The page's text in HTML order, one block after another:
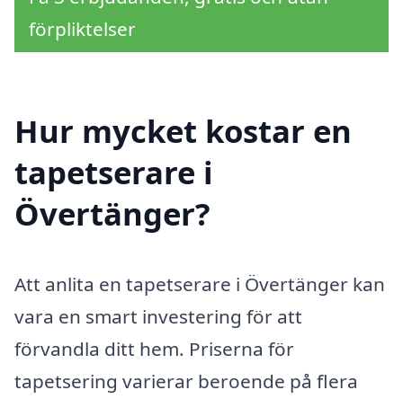
förpliktelser
Hur mycket kostar en
tapetserare i
Övertänger?
Att anlita en tapetserare i Övertänger kan
vara en smart investering för att
förvandla ditt hem. Priserna för
tapetsering varierar beroende på flera